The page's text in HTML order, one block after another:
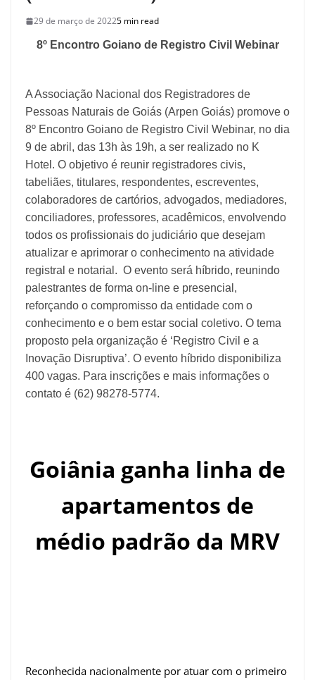
29 de março de 20225 min read
8º Encontro Goiano de Registro Civil Webinar
A Associação Nacional dos Registradores de
Pessoas Naturais de Goiás (Arpen Goiás) promove o
8º Encontro Goiano de Registro Civil Webinar, no dia
9 de abril, das 13h às 19h, a ser realizado no K
Hotel. O objetivo é reunir registradores civis,
tabeliães, titulares, respondentes, escreventes,
colaboradores de cartórios, advogados, mediadores,
conciliadores, professores, acadêmicos, envolvendo
todos os profissionais do judiciário que desejam
atualizar e aprimorar o conhecimento na atividade
registral e notarial. O evento será híbrido, reunindo
palestrantes de forma on-line e presencial,
reforçando o compromisso da entidade com o
conhecimento e o bem estar social coletivo. O tema
proposto pela organização é ‘Registro Civil e a
Inovação Disruptiva’. O evento híbrido disponibiliza
400 vagas. Para inscrições e mais informações o
contato é (62) 98278-5774.
Goiânia ganha linha de
apartamentos de
médio padrão da MRV
Reconhecida nacionalmente por atuar com o primeiro